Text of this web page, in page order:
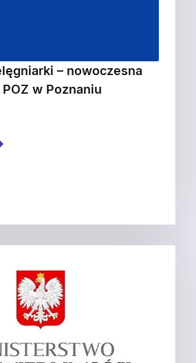
– nowoczesna
w Poznaniu